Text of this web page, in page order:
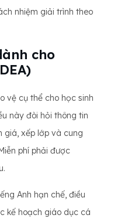
nhiệm giải trình theo
cho
vệ cụ thể cho học sinh
này đòi hỏi thông tin
giá, xếp lớp và cung
phí phải được
Anh hạn chế, điều
kế hoạch giáo dục cá